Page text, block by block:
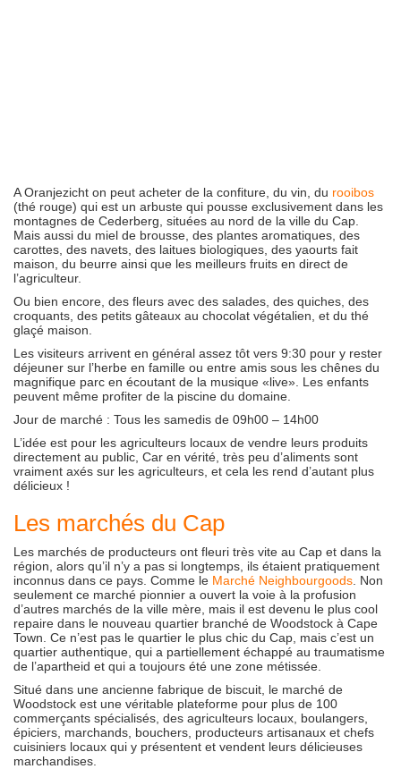
A Oranjezicht on peut acheter de la confiture, du vin, du rooibos
(thé rouge) qui est un arbuste qui pousse exclusivement dans les
montagnes de Cederberg, situées au nord de la ville du Cap.
Mais aussi du miel de brousse, des plantes aromatiques, des
carottes, des navets, des laitues biologiques, des yaourts fait
maison, du beurre ainsi que les meilleurs fruits en direct de
l’agriculteur.
Ou bien encore, des fleurs avec des salades, des quiches, des
croquants, des petits gâteaux au chocolat végétalien, et du thé
glaçé maison.
Les visiteurs arrivent en général assez tôt vers 9:30 pour y rester
déjeuner sur l’herbe en famille ou entre amis sous les chênes du
magnifique parc en écoutant de la musique «live». Les enfants
peuvent même profiter de la piscine du domaine.
Jour de marché : Tous les samedis de 09h00 – 14h00
L’idée est pour les agriculteurs locaux de vendre leurs produits
directement au public, Car en vérité, très peu d’aliments sont
vraiment axés sur les agriculteurs, et cela les rend d’autant plus
délicieux !
Les marchés du Cap
Les marchés de producteurs ont fleuri très vite au Cap et dans la
région, alors qu’il n’y a pas si longtemps, ils étaient pratiquement
inconnus dans ce pays. Comme le Marché Neighbourgoods. Non
seulement ce marché pionnier a ouvert la voie à la profusion
d’autres marchés de la ville mère, mais il est devenu le plus cool
repaire dans le nouveau quartier branché de Woodstock à Cape
Town. Ce n’est pas le quartier le plus chic du Cap, mais c’est un
quartier authentique, qui a partiellement échappé au traumatisme
de l’apartheid et qui a toujours été une zone métissée.
Situé dans une ancienne fabrique de biscuit, le marché de
Woodstock est une véritable plateforme pour plus de 100
commerçants spécialisés, des agriculteurs locaux, boulangers,
épiciers, marchands, bouchers, producteurs artisanaux et chefs
cuisiniers locaux qui y présentent et vendent leurs délicieuses
marchandises.